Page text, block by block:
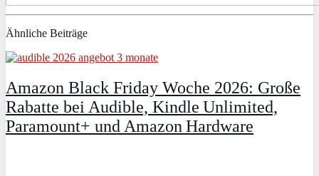
Ähnliche Beiträge
Amazon Black Friday Woche 2026: Große
Rabatte bei Audible, Kindle Unlimited,
Paramount+ und Amazon Hardware